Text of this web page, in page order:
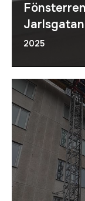
2025